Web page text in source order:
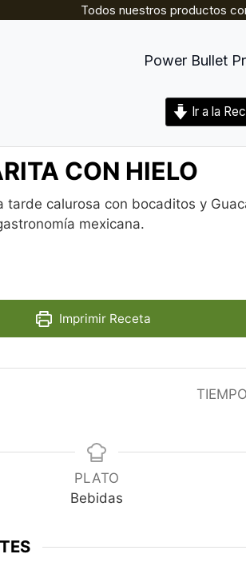
Todos nuestros productos
Power Bullet
Ir a la
CON HIELO
tarde calurosa con bocaditos y
mexicana.
Imprimir Receta
PLATO
Bebidas